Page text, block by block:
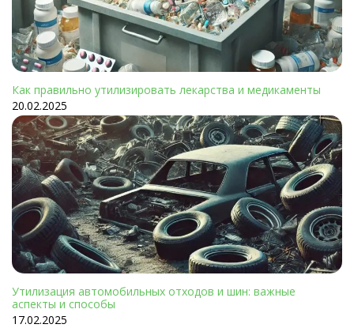
Как правильно утилизировать лекарства и медикаменты
20.02.2025
Утилизация автомобильных отходов и шин: важные
аспекты и способы
17.02.2025